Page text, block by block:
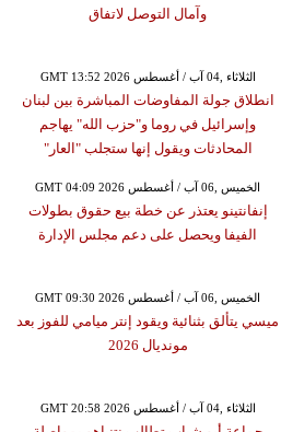
وآمال التوصل لاتفاق
GMT 13:52 2026 الثلاثاء ,04 آب / أغسطس
انطلاق جولة المفاوضات المباشرة بين لبنان
وإسرائيل في روما و"حزب الله" يهاجم
المحادثات ويقول إنها ستجلب "العار"
GMT 04:09 2026 الخميس ,06 آب / أغسطس
إنفانتينو يعتذر عن خطة بيع حقوق بطولات
الفيفا ويحصل على دعم مجلس الإدارة
GMT 09:30 2026 الخميس ,06 آب / أغسطس
ميسي يتألق بثنائية ويقود إنتر ميامي للفوز بعد
مونديال 2026
GMT 20:58 2026 الثلاثاء ,04 آب / أغسطس